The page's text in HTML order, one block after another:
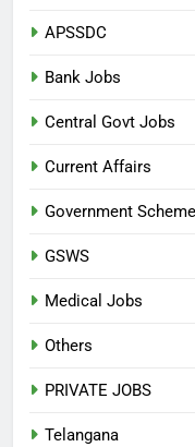
APSSDC
Bank Jobs
Central Govt Jobs
Current Affairs
Government
GSWS
Medical Jobs
Others
PRIVATE JOBS
Telangana